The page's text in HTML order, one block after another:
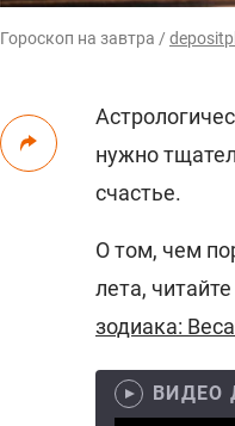
Гороскоп на завтра /
нужно
счастье.
О том, чем
лета,
зодиака:
ВИДЕО